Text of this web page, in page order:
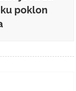
poklon